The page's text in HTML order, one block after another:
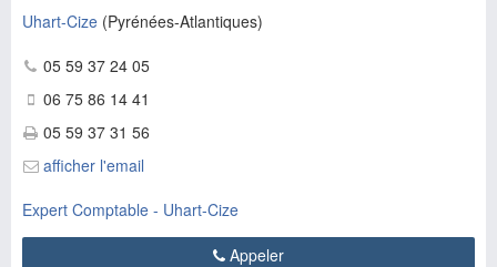
Uhart-Cize (Pyrénées-Atlantiques)
05 59 37 24 05
06 75 86 14 41
05 59 37 31 56
afficher l'email
Expert Comptable - Uhart-Cize
Appeler